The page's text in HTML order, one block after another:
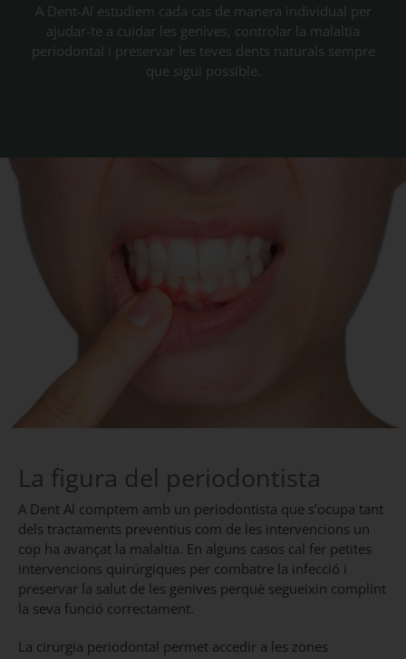
A Dent-Al estudiem cada cas de manera individual per
ajudar-te a cuidar les genives, controlar la malaltia
periodontal i preservar les teves dents naturals sempre
que sigui possible.
La figura del periodontista
A Dent Al comptem amb un periodontista que s’ocupa tant
dels tractaments preventius com de les intervencions un
cop ha avançat la malaltia. En alguns casos cal fer petites
intervencions quirúrgiques per combatre la infecció i
preservar la salut de les genives perquè segueixin complint
la seva funció correctament.
La cirurgia periodontal permet accedir a les zones